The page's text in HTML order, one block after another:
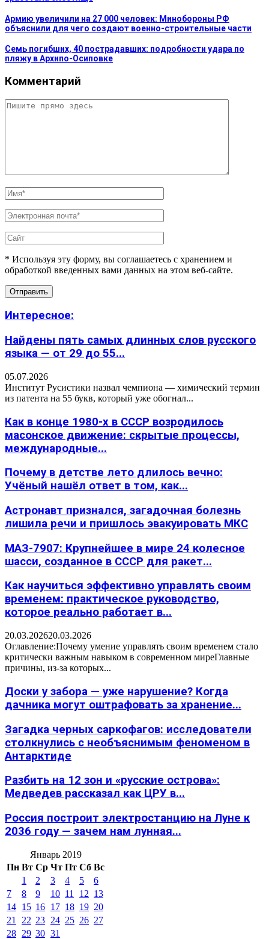
Армию увеличили на 27 000 человек: Минобороны РФ
объяснили для чего создают военно-строительные части
Семь погибших, 40 пострадавших: подробности удара по
пляжу в Архипо-Осиповке
Комментарий
* Используя эту форму, вы соглашаетесь с хранением и
обработкой введенных вами данных на этом веб-сайте.
Интересное:
Найдены пять самых длинных слов русского
языка — от 29 до 55...
05.07.2026
Институт Русистики назвал чемпиона — химический термин
из патента на 55 букв, который уже обогнал...
Как в конце 1980-х в СССР возродилось
масонское движение: скрытые процессы,
международные...
Почему в детстве лето длилось вечно:
Учёный нашёл ответ в том, как...
Астронавт признался, загадочная болезнь
лишила речи и пришлось эвакуировать МКС
МАЗ-7907: Крупнейшее в мире 24 колесное
шасси, созданное в СССР для ракет...
Как научиться эффективно управлять своим
временем: практическое руководство,
которое реально работает в...
20.03.202620.03.2026
Оглавление:Почему умение управлять своим временем стало
критически важным навыком в современном миреГлавные
причины, из-за которых...
Доски у забора — уже нарушение? Когда
дачника могут оштрафовать за хранение...
Загадка черных саркофагов: исследователи
столкнулись с необъяснимым феноменом в
Антарктиде
Разбить на 12 зон и «русские острова»:
Медведев рассказал как ЦРУ в...
Россия построит электростанцию на Луне к
2036 году — зачем нам лунная...
Январь 2019
Пн Вт Ср Чт Пт Сб Вс
1
2 3 4 5
6
7
8 9 10 11 12 13
14 15 16 17 18 19 20
21
22 23 24 25 26 27
28 29 30 31